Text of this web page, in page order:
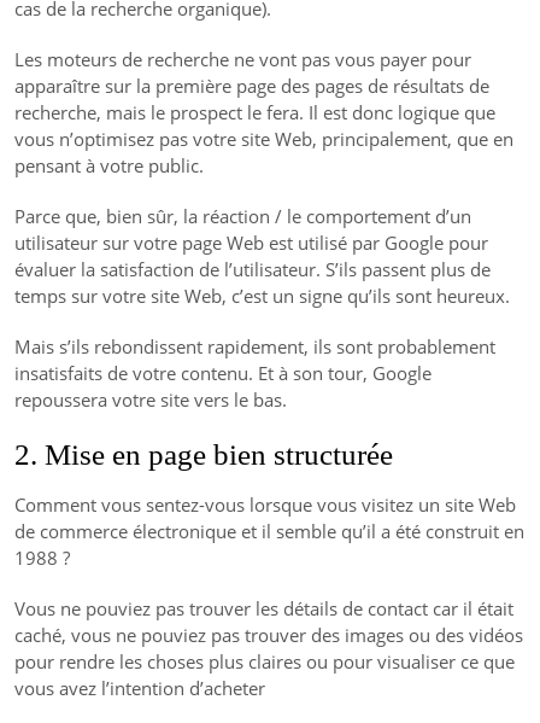
cas de la recherche organique).
Les moteurs de recherche ne vont pas vous payer pour
apparaître sur la première page des pages de résultats de
recherche, mais le prospect le fera. Il est donc logique que
vous n’optimisez pas votre site Web, principalement, que en
pensant à votre public.
Parce que, bien sûr, la réaction / le comportement d’un
utilisateur sur votre page Web est utilisé par Google pour
évaluer la satisfaction de l’utilisateur. S’ils passent plus de
temps sur votre site Web, c’est un signe qu’ils sont heureux.
Mais s’ils rebondissent rapidement, ils sont probablement
insatisfaits de votre contenu. Et à son tour, Google
repoussera votre site vers le bas.
2. Mise en page bien structurée
Comment vous sentez-vous lorsque vous visitez un site Web
de commerce électronique et il semble qu’il a été construit en
1988 ?
Vous ne pouviez pas trouver les détails de contact car il était
caché, vous ne pouviez pas trouver des images ou des vidéos
pour rendre les choses plus claires ou pour visualiser ce que
vous avez l’intention d’acheter